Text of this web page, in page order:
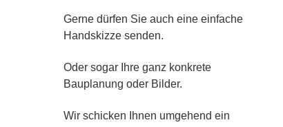
Gerne dürfen Sie auch eine einfache
Handskizze senden.
Oder sogar Ihre ganz konkrete
Bauplanung oder Bilder.
Wir schicken Ihnen umgehend ein